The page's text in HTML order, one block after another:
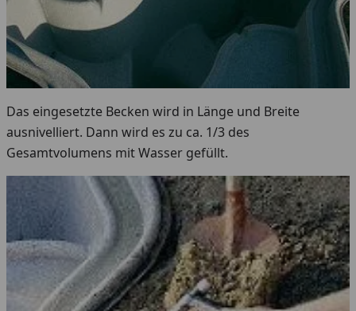
Das eingesetzte Becken wird in Länge und Breite
ausnivelliert. Dann wird es zu ca. 1/3 des
Gesamtvolumens mit Wasser gefüllt.